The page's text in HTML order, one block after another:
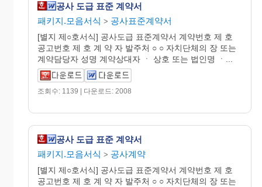
공사 도급 표준 계약서
패키지.모음서식 > 공사표준계약서
[별지 제○호서식] 공사도급 표준계약서 계약번호 제 호
공고번호 제 호 계 약 자 발주처 ○ ○ 자치단체의 장 또는
계약담당자 성명 계약상대자 ㆍ 상호 또는 법인명 ㆍ...
조회수: 1139 | 다운로드: 2008
공사 도급 표준 계약서
패키지.모음서식 > 공사계약
[별지 제○호서식] 공사도급 표준계약서 계약번호 제 호
공고번호 제 호 계 약 자 발주처 ○ ○ 자치단체의 장 또는